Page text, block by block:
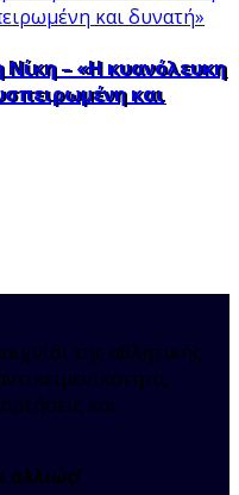
Νίκη – «Η κυανόλευκη
και
της αθλητικής
και
αλλιώς!